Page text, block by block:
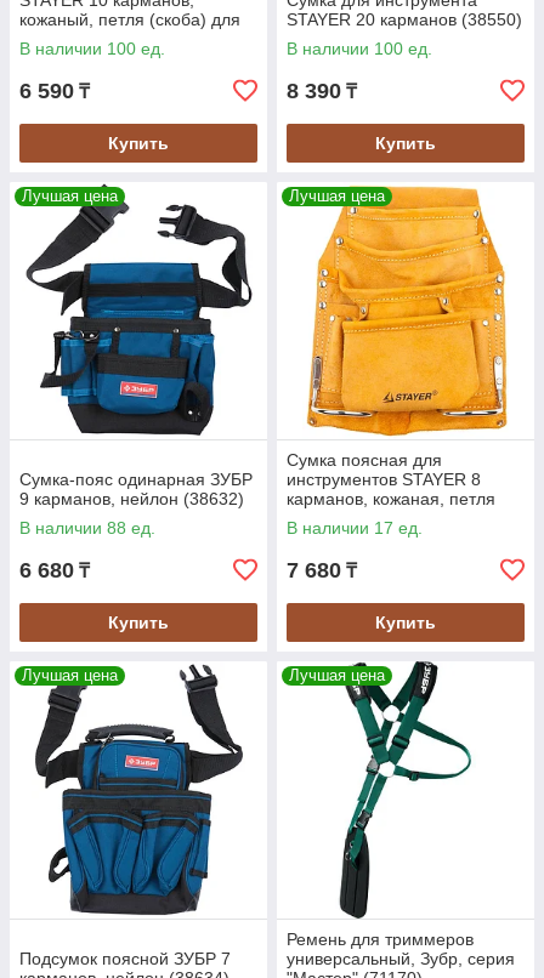
кожаный, петля (скоба) для
крупного инструмента
(38510)
В наличии 100 ед.
6 590 ₸
Купить
STAYER 20 карманов (38550)
В наличии 100 ед.
8 390 ₸
Купить
Лучшая цена
Сумка-пояс одинарная ЗУБР
9 карманов, нейлон (38632)
В наличии 88 ед.
6 680 ₸
Купить
Лучшая цена
Сумка поясная для
инструментов STAYER 8
карманов, кожаная, петля
(скоба) для крупного
инструмента (38505)
В наличии 17 ед.
7 680 ₸
Купить
Лучшая цена
Подсумок поясной ЗУБР 7
Лучшая цена
Ремень для триммеров
универсальный, Зубр, серия